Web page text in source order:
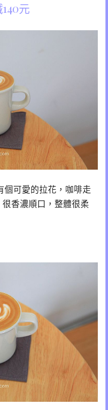
元
個可愛的拉花，咖啡走
香濃順口，整體很柔